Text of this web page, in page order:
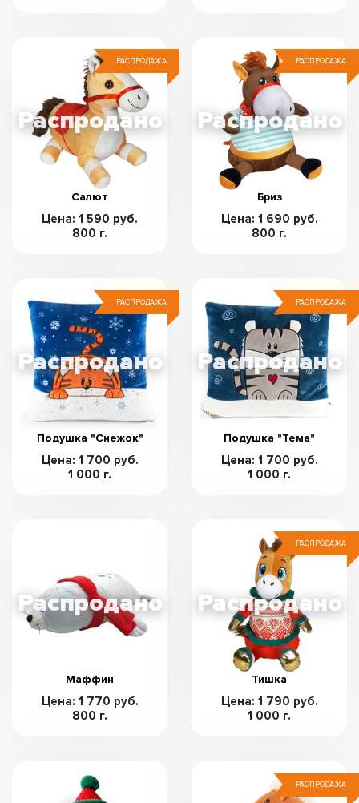
РАСПРОДАЖА
Салют
Цена: 1 590 руб.
800 г.
РАСПРОДАЖА
Бриз
Цена: 1 690 руб.
800 г.
РАСПРОДАЖА
Подушка "Снежок"
Цена: 1 700 руб.
1 000 г.
РАСПРОДАЖА
Подушка "Тема"
Цена: 1 700 руб.
1 000 г.
Маффин
Цена: 1 770 руб.
800 г.
РАСПРОДАЖА
Тишка
Цена: 1 790 руб.
1 000 г.
РАСПРОДАЖА